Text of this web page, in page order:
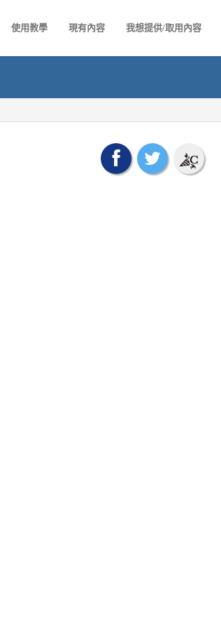
使用教學 現有內容 我想提供/取用內容